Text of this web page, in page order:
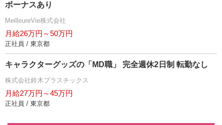
ボーナスあり
MeilleureVie株式会社
月給26万円～50万円
正社員 / 東京都
キャラクターグッズの「MD職」 完全週休2日制 転勤なし
株式会社鈴木プラスチックス
月給27万円～45万円
正社員 / 東京都